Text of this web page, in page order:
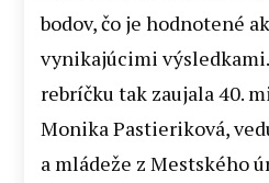
bodov, čo je hodnotené
vynikajúcimi
rebríčku tak zaujala 40.
Monika Pastieriková,
a mládeže z Mestského